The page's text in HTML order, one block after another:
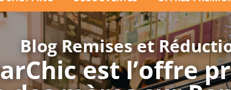
Blog Remises et
est l’offre